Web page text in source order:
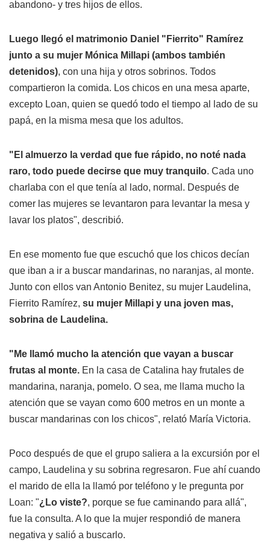
abandono- y tres hijos de ellos.
Luego llegó el matrimonio Daniel "Fierrito" Ramírez
junto a su mujer Mónica Millapi (ambos también
detenidos), con una hija y otros sobrinos. Todos
compartieron la comida. Los chicos en una mesa aparte,
excepto Loan, quien se quedó todo el tiempo al lado de su
papá, en la misma mesa que los adultos.
"El almuerzo la verdad que fue rápido, no noté nada
raro, todo puede decirse que muy tranquilo. Cada uno
charlaba con el que tenía al lado, normal. Después de
comer las mujeres se levantaron para levantar la mesa y
lavar los platos", describió.
En ese momento fue que escuchó que los chicos decían
que iban a ir a buscar mandarinas, no naranjas, al monte.
Junto con ellos van Antonio Benitez, su mujer Laudelina,
Fierrito Ramírez, su mujer Millapi y una joven mas,
sobrina de Laudelina.
"Me llamó mucho la atención que vayan a buscar
frutas al monte. En la casa de Catalina hay frutales de
mandarina, naranja, pomelo. O sea, me llama mucho la
atención que se vayan como 600 metros en un monte a
buscar mandarinas con los chicos", relató María Victoria.
Poco después de que el grupo saliera a la excursión por el
campo, Laudelina y su sobrina regresaron. Fue ahí cuando
el marido de ella la llamó por teléfono y le pregunta por
Loan: "¿Lo viste?, porque se fue caminando para allá",
fue la consulta. A lo que la mujer respondió de manera
negativa y salió a buscarlo.